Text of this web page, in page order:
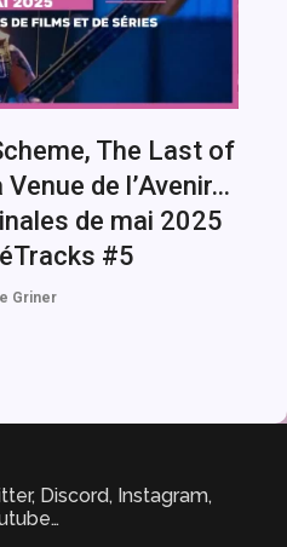
The Last of
de l’Avenir…
de mai 2025
#5
Griner
Discord, Instagram,